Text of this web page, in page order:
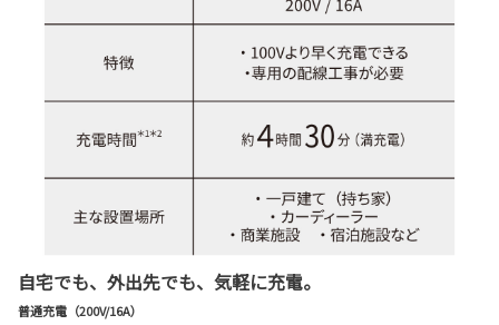
自宅でも、外出先でも、気軽に充電。
普通充電（200V/16A）